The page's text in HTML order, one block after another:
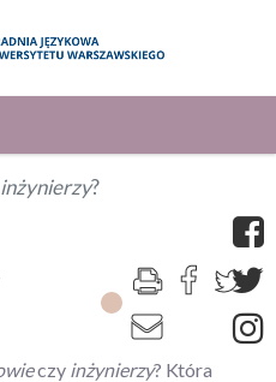
inżynierzy?
czy inżynierzy? Która